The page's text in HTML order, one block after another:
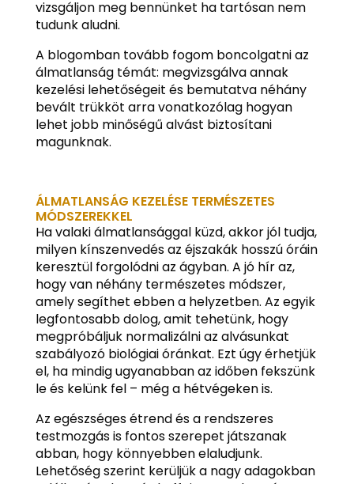
vizsgáljon meg bennünket ha tartósan nem
tudunk aludni.
A blogomban tovább fogom boncolgatni az
álmatlanság témát: megvizsgálva annak
kezelési lehetőségeit és bemutatva néhány
bevált trükköt arra vonatkozólag hogyan
lehet jobb minőségű alvást biztosítani
magunknak.
ÁLMATLANSÁG KEZELÉSE TERMÉSZETES
MÓDSZEREKKEL
Ha valaki álmatlansággal küzd, akkor jól tudja,
milyen kínszenvedés az éjszakák hosszú óráin
keresztül forgolódni az ágyban. A jó hír az,
hogy van néhány természetes módszer,
amely segíthet ebben a helyzetben. Az egyik
legfontosabb dolog, amit tehetünk, hogy
megpróbáljuk normalizálni az alvásunkat
szabályozó biológiai óránkat. Ezt úgy érhetjük
el, ha mindig ugyanabban az időben fekszünk
le és kelünk fel – még a hétvégeken is.
Az egészséges étrend és a rendszeres
testmozgás is fontos szerepet játszanak
abban, hogy könnyebben elaludjunk.
Lehetőség szerint kerüljük a nagy adagokban